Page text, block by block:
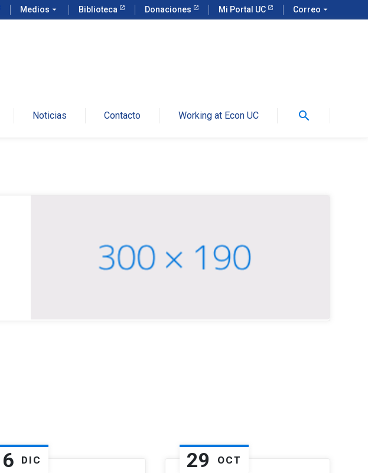
Medios arrow_drop_down Biblioteca Donaciones Mi Portal UC Correo arrow_drop_down
Noticias Contacto Working at Econ UC search
6 DIC 29 OCT